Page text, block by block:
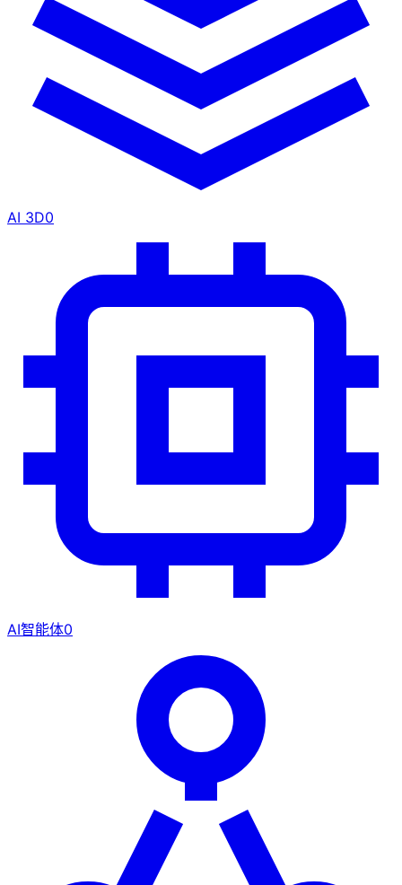
AI 3D0
AI智能体0